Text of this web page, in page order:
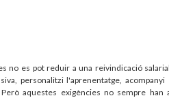
no es pot reduir a una reivindicació
personalitzi l'aprenentatge,
aquestes exigències no sempre han